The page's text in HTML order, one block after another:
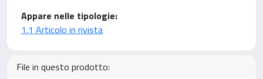
Appare nelle tipologie:
1.1 Articolo in rivista
File in questo prodotto: